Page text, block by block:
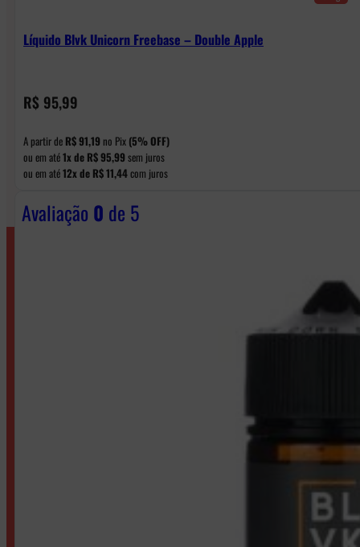
Líquido Blvk Unicorn Freebase – Double Apple
R$ 95,99
A partir de R$91,19 no Pix (5% OFF)
ou em até1x de R$95,99 sem juros
ou em até12x de R$11,44com juros
Avaliação 0 de 5